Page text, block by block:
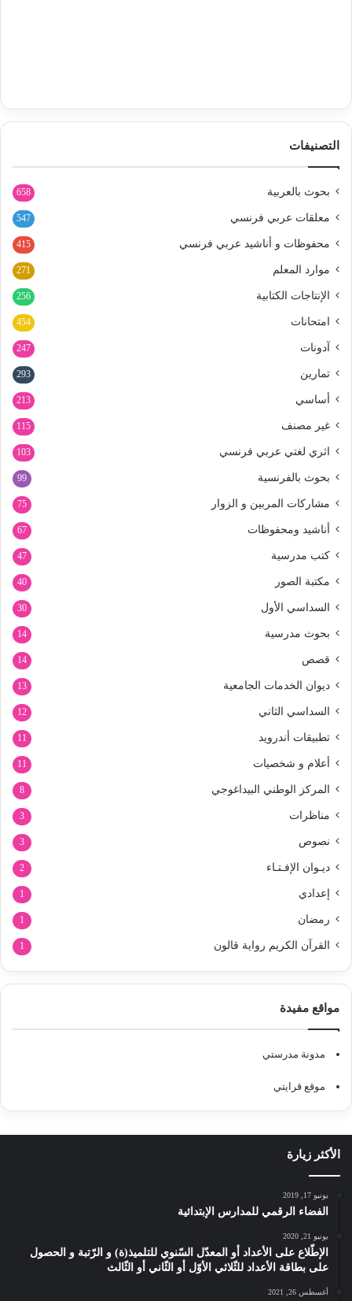
التصنيفات
بحوث بالعربية 658
معلقات عربي فرنسي 547
محفوظات و أناشيد عربي فرنسي 415
موارد المعلم 271
الإنتاجات الكتابية 256
امتحانات 454
آدونات 247
تمارين 293
أساسي 213
غير مصنف 115
اثري لغتي عربي فرنسي 103
بحوث بالفرنسية 99
مشاركات المربين و الزوار 75
أناشيد ومحفوظات 67
كتب مدرسية 47
مكتبة الصور 40
السداسي الأول 30
بحوث مدرسية 14
قصص 14
ديوان الخدمات الجامعية 13
السداسي الثاني 12
تطبيقات أندرويد 11
أعلام و شخصيات 11
المركز الوطني البيداغوجي 8
مناظرات 3
نصوص 3
ديـوان الإفـتـاء 2
إعدادي 1
رمضان 1
القرآن الكريم رواية قالون 1
مواقع مفيدة
مدونة مدرستي
موقع قرايتي
الأكثر زيارة
يونيو 17, 2019
الفضاء الرقمي للمدارس الإبتدائية
يونيو 21, 2020
الإطّلاع على الأعداد أو المعدّل السّنوي للتلميذ(ة) و الرّتبة و الحصول
على بطاقة الأعداد للثّلاثي الأوّل أو الثّاني أو الثّالث
أغسطس 26, 2021